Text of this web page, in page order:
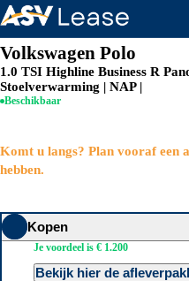
Volkswagen Polo
1.0 TSI Highline Business R
Stoelverwarming | NAP |
Beschikbaar
Komt u langs? Plan vooraf een
hebben.
Kopen
Je voordeel is € 1.200
Bekijk hier de